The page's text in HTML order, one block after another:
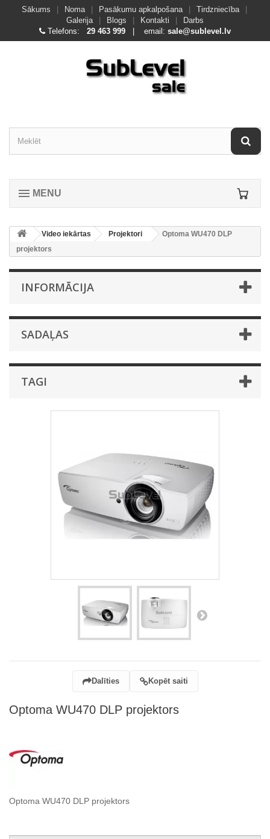
Sākums Noma Pasākumu apkalpošana Tirdzniecība
Galerija
Blogs Kontakti
Darbs
Telefons:
29 463 999 | email: sale@sublevel.lv
MENU
Video iekārtas Projektori
Optoma WU470 DLP
projektors
INFORMĀCIJA
SADAĻAS
TAGI
Dalīties Kopēt saiti
Optoma WU470 DLP projektors
Optoma WU470 DLP projektors